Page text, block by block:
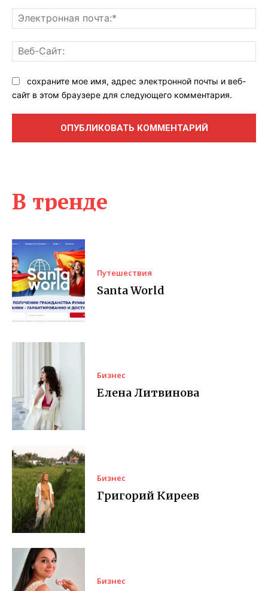
В тренде
Путешествия
Santa World
Бизнес
Елена Литвинова
Бизнес
Григорий Киреев
Бизнес
сохраните мое имя, адрес электронной почты и веб-
сайт в этом браузере для следующего комментария.